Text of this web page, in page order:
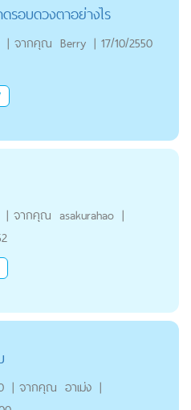
รอบดวงตาอย่างไร
| จากคุณ Berry | 17/10/2550
| จากคุณ asakurahao |
| จากคุณ อาเม่ง |